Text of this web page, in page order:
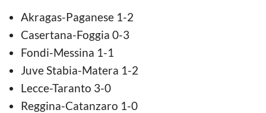
Akragas-Paganese 1-2
Casertana-Foggia 0-3
Fondi-Messina 1-1
Juve Stabia-Matera 1-2
Lecce-Taranto 3-0
Reggina-Catanzaro 1-0